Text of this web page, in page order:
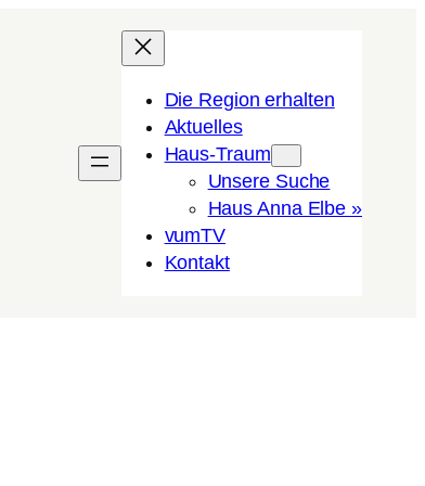
Die Region erhalten
Aktuelles
Haus-Traum
Unsere Suche
Haus Anna Elbe »
vumTV
Kon­takt